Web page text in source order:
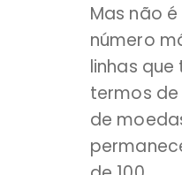
Mas não
número
linhas
termos de
de